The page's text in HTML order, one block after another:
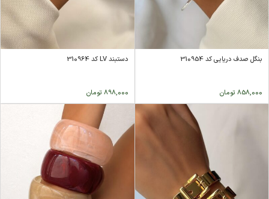
بنگل صدف دریایی کد 310954
858,000 تومان
دستبند LV کد 310964
898,000 تومان